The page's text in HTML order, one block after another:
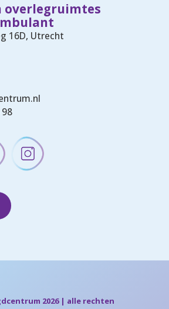
overlegruimtes
16D, Utrecht
2026 | alle rechten